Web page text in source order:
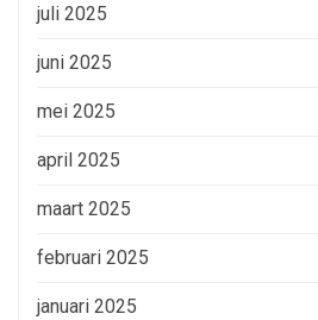
juli 2025
juni 2025
mei 2025
april 2025
maart 2025
februari 2025
januari 2025